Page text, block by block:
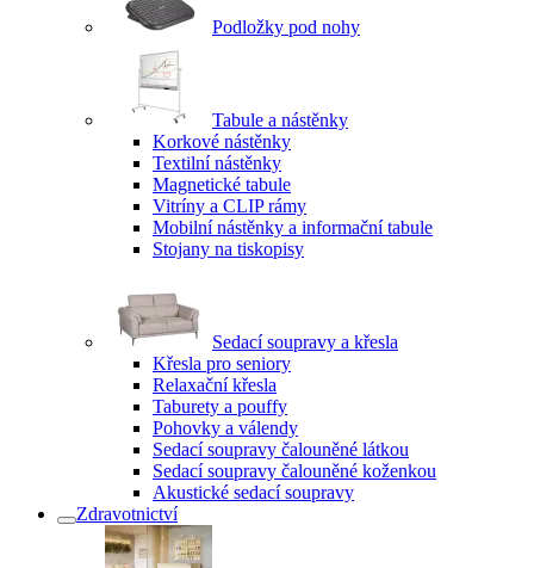
Podložky pod nohy
Tabule a nástěnky
Korkové nástěnky
Textilní nástěnky
Magnetické tabule
Vitríny a CLIP rámy
Mobilní nástěnky a informační tabule
Stojany na tiskopisy
Sedací soupravy a křesla
Křesla pro seniory
Relaxační křesla
Taburety a pouffy
Pohovky a válendy
Sedací soupravy čalouněné látkou
Sedací soupravy čalouněné koženkou
Akustické sedací soupravy
Zdravotnictví